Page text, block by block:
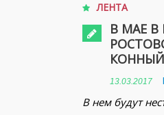
ЛЕНТА
В МАЕ
13.03.2017
В нем будут